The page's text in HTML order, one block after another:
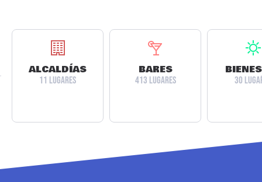
ALCALDÍAS
11 LUGARES
BARES
413 LUGARES 30